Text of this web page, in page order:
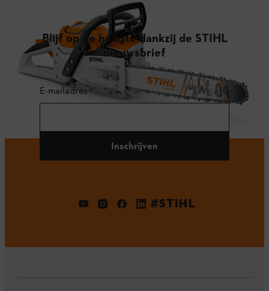
Blijf op de hoogte dankzij de STIHL
nieuwsbrief
E-mailadres
Inschrijven
#STIHL